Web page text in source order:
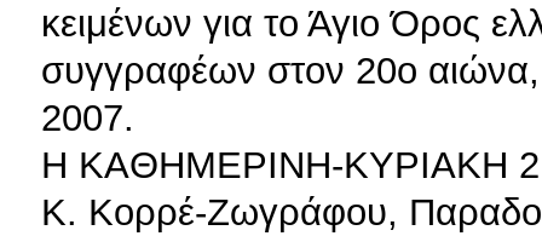
κειμένων για το Άγιο Όρος
συγγραφέων στον 20ο αιώνα,
2007.
H KAΘHMEPINH-
Κ. Kορρέ-Zωγράφου,